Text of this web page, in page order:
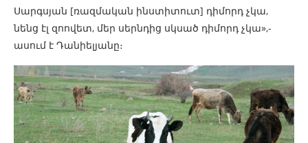
Սարգսյան [ռազմական ինստիտուտ] դիմորդ չկա,
նենց էլ զոովետ, մեր սերնդից սկսած դիմորդ չկա»,-
ասում է Դանիելյանը։